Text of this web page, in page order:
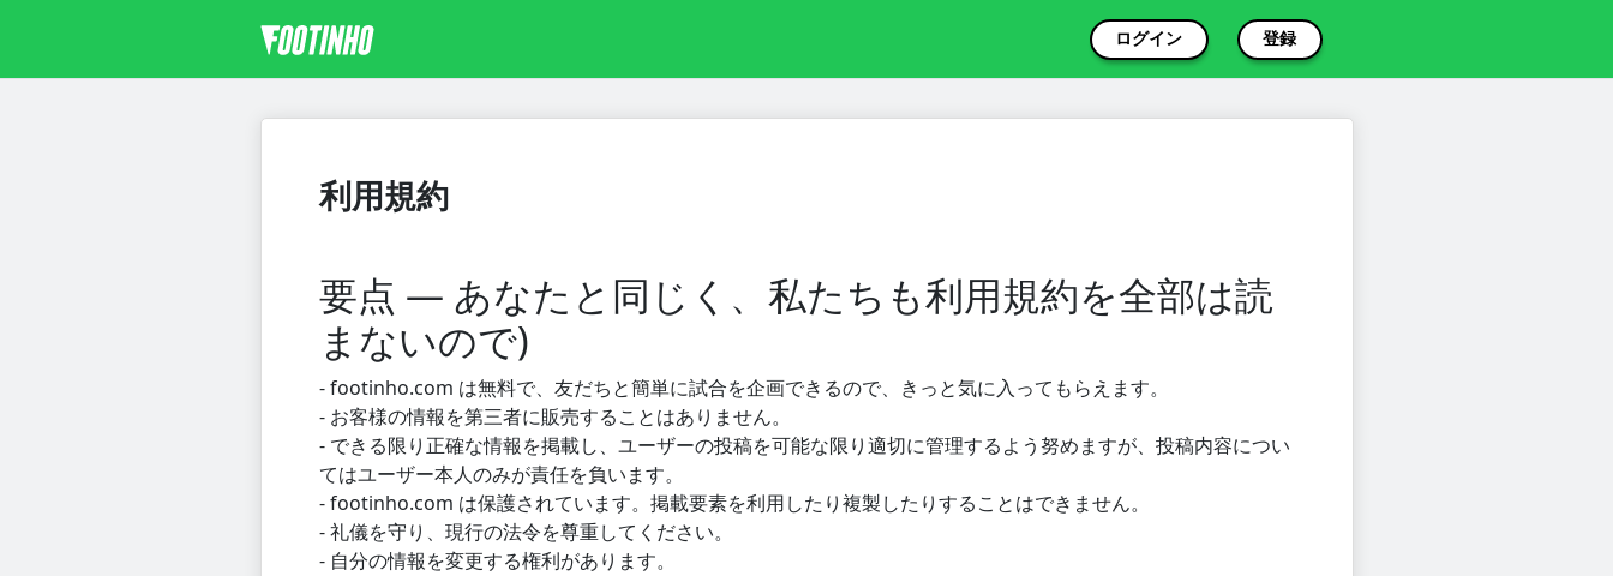
ログイン 登録
利用規約
要点 — あなたと同じく、私たちも利用規約を全部は読
まないので)
- footinho.com は無料で、友だちと簡単に試合を企画できるので、きっと気に入ってもらえます。
- お客様の情報を第三者に販売することはありません。
- できる限り正確な情報を掲載し、ユーザーの投稿を可能な限り適切に管理するよう努めますが、投稿内容につい
てはユーザー本人のみが責任を負います。
- footinho.com は保護されています。掲載要素を利用したり複製したりすることはできません。
- 礼儀を守り、現行の法令を尊重してください。
- 自分の情報を変更する権利があります。